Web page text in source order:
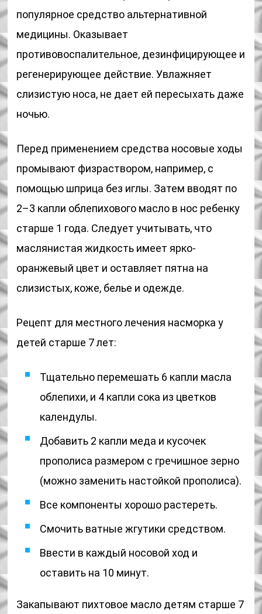
популярное средство альтернативной
медицины. Оказывает
противовоспалительное, дезинфицирующее и
регенерирующее действие. Увлажняет
слизистую носа, не дает ей пересыхать даже
ночью.
Перед применением средства носовые ходы
промывают физраствором, например, с
помощью шприца без иглы. Затем вводят по
2–3 капли облепихового масло в нос ребенку
старше 1 года. Следует учитывать, что
маслянистая жидкость имеет ярко-
оранжевый цвет и оставляет пятна на
слизистых, коже, белье и одежде.
Рецепт для местного лечения насморка у
детей старше 7 лет:
Тщательно перемешать 6 капли масла
облепихи, и 4 капли сока из цветков
календулы.
Добавить 2 капли меда и кусочек
прополиса размером с гречишное зерно
(можно заменить настойкой прополиса).
Все компоненты хорошо растереть.
Смочить ватные жгутики средством.
Ввести в каждый носовой ход и
оставить на 10 минут.
Закапывают пихтовое масло детям старше 7